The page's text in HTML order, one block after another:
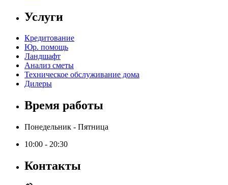
Услуги
Кредитование
Юр. помощь
Ландшафт
Анализ сметы
Техническое обслуживание дома
Дилеры
Время работы
Понедельник - Пятница
10:00 - 20:30
Контакты